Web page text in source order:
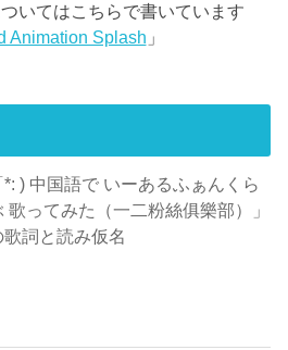
いてはこちらで書いています
Animation Splash 」
*: ) 中国語で いーあるふぁんくら
歌ってみた（一二粉絲俱樂部）」
歌詞と読み仮名